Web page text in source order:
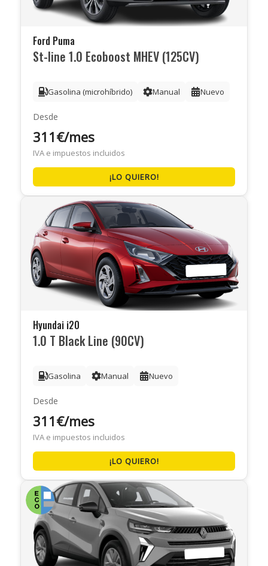
Ford Puma
St-line 1.0 Ecoboost MHEV (125CV)
Gasolina (microhíbrido) Manual Nuevo
Desde
311€/mes
IVA e impuestos incluidos
¡LO QUIERO!
Hyundai i20
1.0 T Black Line (90CV)
Gasolina Manual Nuevo
Desde
311€/mes
IVA e impuestos incluidos
¡LO QUIERO!